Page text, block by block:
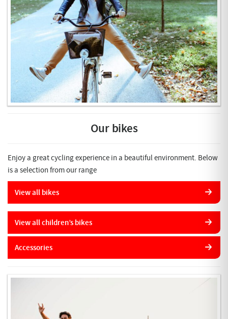
Our bikes
Enjoy a great cycling experience in a beautiful environment. Below
is a selection from our range
View all bikes
View all children’s bikes
Accessories